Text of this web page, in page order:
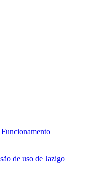
de uso de Jazigo